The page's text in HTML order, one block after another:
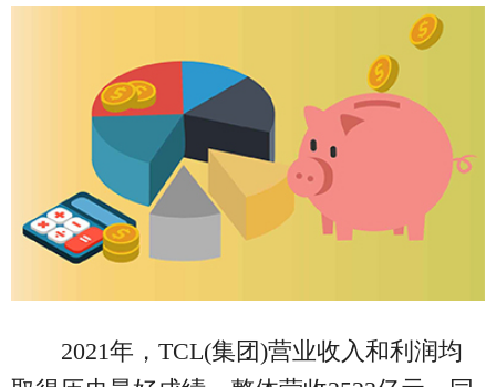
2021年，TCL(集团)营业收入和利润均